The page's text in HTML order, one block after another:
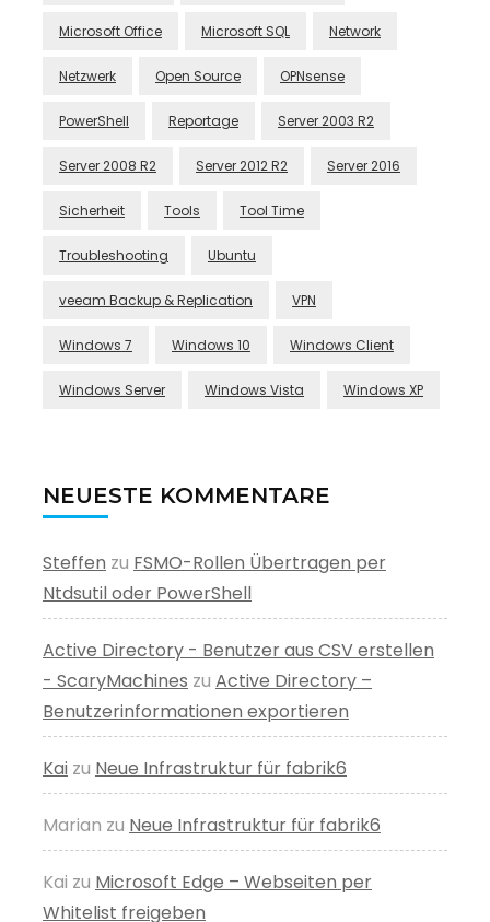
Microsoft Office Microsoft SQL Network
Netzwerk Open Source OPNsense
PowerShell Reportage Server 2003 R2
Server 2008 R2 Server 2012 R2 Server 2016
Sicherheit Tools Tool Time
Troubleshooting Ubuntu
veeam Backup & Replication VPN
Windows 7 Windows 10 Windows Client
Windows Server Windows Vista Windows XP
NEUESTE KOMMENTARE
Steffen zu FSMO-Rollen Übertragen per
Ntdsutil oder PowerShell
Active Directory - Benutzer aus CSV erstellen
- ScaryMachines zu Active Directory –
Benutzerinformationen exportieren
Kai zu Neue Infrastruktur für fabrik6
Marian zu Neue Infrastruktur für fabrik6
Kai zu Microsoft Edge – Webseiten per
Whitelist freigeben